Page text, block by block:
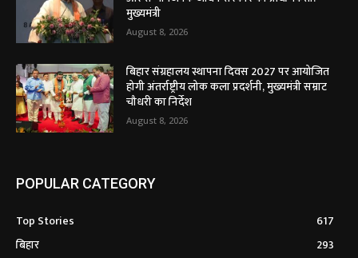
मुख्यमंत्री
August 8, 2026
बिहार संग्रहालय स्थापना दिवस 2027 पर आयोजित
होगी अंतर्राष्ट्रीय लोक कला प्रदर्शनी, मुख्यमंत्री सम्राट
चौधरी का निर्देश
August 8, 2026
POPULAR CATEGORY
Top Stories
617
बिहार
293